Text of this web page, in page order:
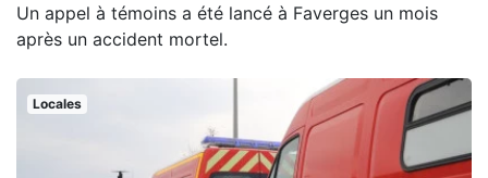
Un appel à témoins a été lancé à Faverges un mois
après un accident mortel.
Locales